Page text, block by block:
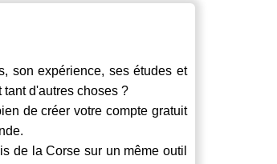
son expérience, ses études et
d'autres choses ?
de créer votre compte gratuit
de la Corse sur un même outil